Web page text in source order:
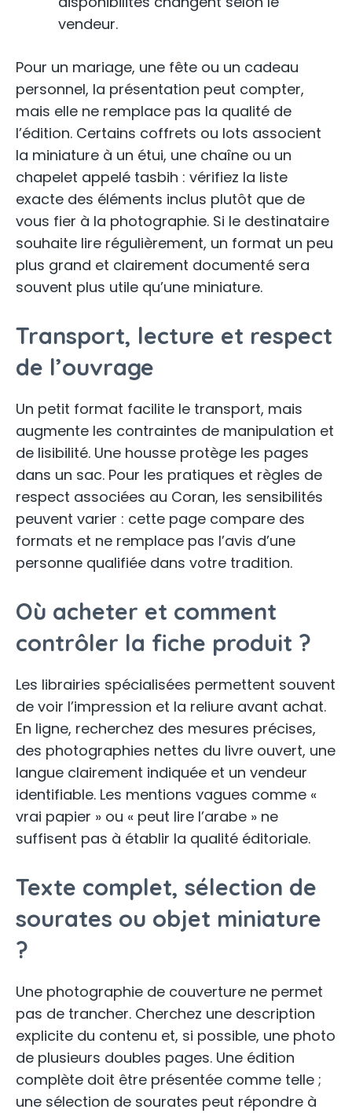
vendeur.
Pour un mariage, une fête ou un cadeau
personnel, la présentation peut compter,
mais elle ne remplace pas la qualité de
l’édition. Certains coffrets ou lots associent
la miniature à un étui, une chaîne ou un
chapelet appelé tasbih : vérifiez la liste
exacte des éléments inclus plutôt que de
vous fier à la photographie. Si le destinataire
souhaite lire régulièrement, un format un peu
plus grand et clairement documenté sera
souvent plus utile qu’une miniature.
Transport, lecture et respect
de l’ouvrage
Un petit format facilite le transport, mais
augmente les contraintes de manipulation et
de lisibilité. Une housse protège les pages
dans un sac. Pour les pratiques et règles de
respect associées au Coran, les sensibilités
peuvent varier : cette page compare des
formats et ne remplace pas l’avis d’une
personne qualifiée dans votre tradition.
Où acheter et comment
contrôler la fiche produit ?
Les librairies spécialisées permettent souvent
de voir l’impression et la reliure avant achat.
En ligne, recherchez des mesures précises,
des photographies nettes du livre ouvert, une
langue clairement indiquée et un vendeur
identifiable. Les mentions vagues comme «
vrai papier » ou « peut lire l’arabe » ne
suffisent pas à établir la qualité éditoriale.
Texte complet, sélection de
sourates ou objet miniature
?
Une photographie de couverture ne permet
pas de trancher. Cherchez une description
explicite du contenu et, si possible, une photo
de plusieurs doubles pages. Une édition
complète doit être présentée comme telle ;
une sélection de sourates peut répondre à